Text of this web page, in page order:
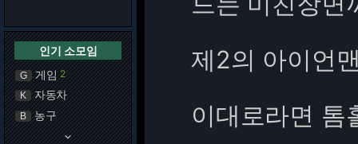
인기 소모임
G 게임 2
K 자동차
B 농구
keyboard_arrow_down
제2의 아이언
이대로라면 톰